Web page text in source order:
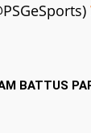
BATTUS